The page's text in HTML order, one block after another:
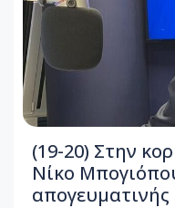
(19-20) Στην
Νίκο